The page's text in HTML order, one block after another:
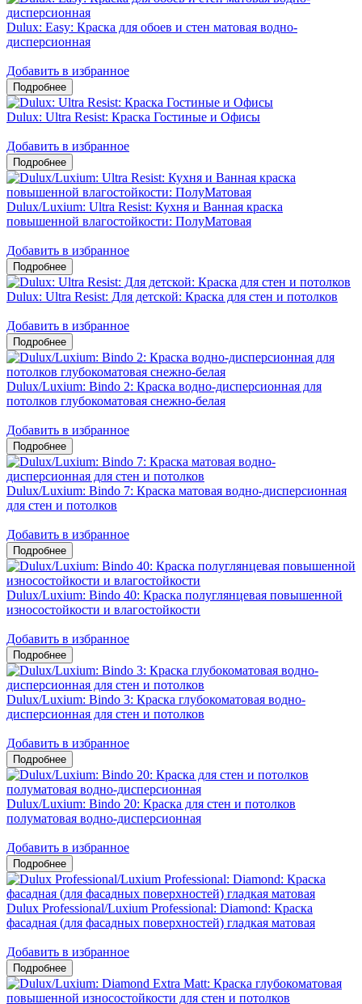
Dulux: Easy: Краска для обоев и стен матовая водно-
дисперсионная
Добавить в избранное
Dulux: Ultra Resist: Краска Гостиные и Офисы
Добавить в избранное
Dulux/Luxium: Ultra Resist: Кухня и Ванная краска
повышенной влагостойкости: ПолуМатовая
Добавить в избранное
Dulux: Ultra Resist: Для детской: Краска для стен и потолков
Добавить в избранное
Dulux/Luxium: Bindo 2: Краска водно-дисперсионная для
потолков глубокоматовая снежно-белая
Добавить в избранное
Dulux/Luxium: Bindo 7: Краска матовая водно-дисперсионная
для стен и потолков
Добавить в избранное
Dulux/Luxium: Bindo 40: Краска полуглянцевая повышенной
износостойкости и влагостойкости
Добавить в избранное
Dulux/Luxium: Bindo 3: Краска глубокоматовая водно-
дисперсионная для стен и потолков
Добавить в избранное
Dulux/Luxium: Bindo 20: Краска для стен и потолков
полуматовая водно-дисперсионная
Добавить в избранное
Dulux Professional/Luxium Professional: Diamond: Краска
фасадная (для фасадных поверхностей) гладкая матовая
Добавить в избранное